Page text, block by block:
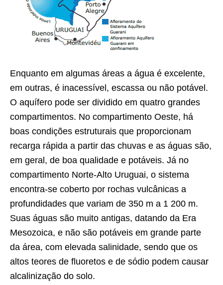
Enquanto em algumas áreas a água é excelente,
em outras, é inacessível, escassa ou não potável.
O aquífero pode ser dividido em quatro grandes
compartimentos. No compartimento Oeste, há
boas condições estruturais que proporcionam
recarga rápida a partir das chuvas e as águas são,
em geral, de boa qualidade e potáveis. Já no
compartimento Norte-Alto Uruguai, o sistema
encontra-se coberto por rochas vulcânicas a
profundidades que variam de 350 m a 1 200 m.
Suas águas são muito antigas, datando da Era
Mesozoica, e não são potáveis em grande parte
da área, com elevada salinidade, sendo que os
altos teores de fluoretos e de sódio podem causar
alcalinização do solo.